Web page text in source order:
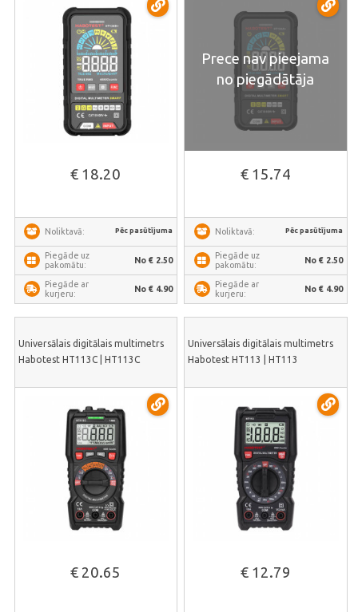
€ 18.20
Noliktavā: Pēc pasūtījuma
Piegāde uz
pakomātu:
No € 2.50
Piegāde ar
kurjeru:
No € 4.90
Prece nav pieejama
no piegādātāja
€ 15.74
Noliktavā: Pēc pasūtījuma
Piegāde uz
pakomātu:
No € 2.50
Piegāde ar
kurjeru:
No € 4.90
Universālais digitālais multimetrs
Habotest HT113C | HT113C
€ 20.65
Universālais digitālais multimetrs
Habotest HT113 | HT113
€ 12.79